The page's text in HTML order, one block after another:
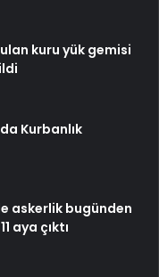
kuru yük gemisi
Kurbanlık
askerlik bugünden
aya çıktı